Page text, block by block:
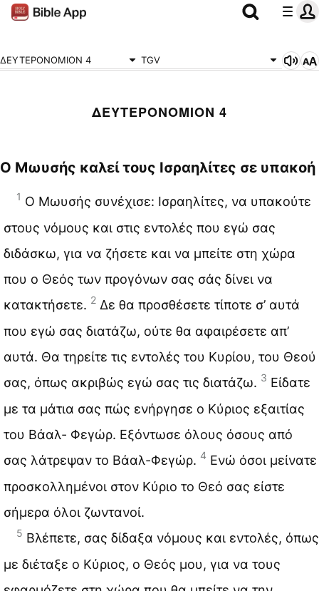
ΔΕΥΤΕΡΟΝΟΜΙΟΝ 4 TGV
ΔΕΥΤΕΡΟΝΟΜΙΟΝ 4
Ο Μωυσής καλεί τους Ισραηλίτες σε υπακοή
1 Ο Μωυσής συνέχισε: Ισραηλίτες, να υπακούτε
στους νόμους και στις εντολές που εγώ σας
διδάσκω, για να ζήσετε και να μπείτε στη χώρα
που ο Θεός των προγόνων σας σάς δίνει να
κατακτήσετε. 2 Δε θα προσθέσετε τίποτε σ’ αυτά
που εγώ σας διατάζω, ούτε θα αφαιρέσετε απ’
αυτά. Θα τηρείτε τις εντολές του Κυρίου, του Θεού
σας, όπως ακριβώς εγώ σας τις διατάζω. 3 Είδατε
με τα μάτια σας πώς ενήργησε ο Κύριος εξαιτίας
του Βάαλ- Φεγώρ. Εξόντωσε όλους όσους από
σας λάτρεψαν το Βάαλ-Φεγώρ. 4 Ενώ όσοι μείνατε
προσκολλημένοι στον Κύριο το Θεό σας είστε
σήμερα όλοι ζωντανοί.
5 Βλέπετε, σας δίδαξα νόμους και εντολές, όπως
με διέταξε ο Κύριος, ο Θεός μου, για να τους